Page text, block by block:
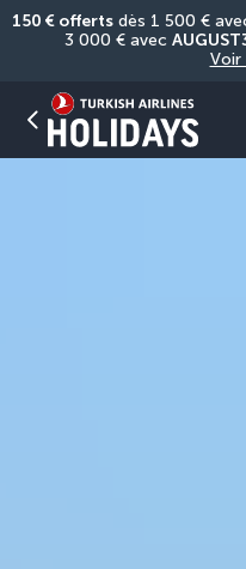
150 € offerts dès 1 500 €
3 000 € avec
Voir